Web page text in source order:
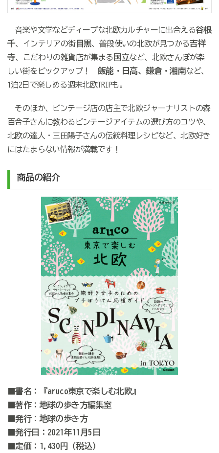
音楽や文学などディープな北欧カルチャーに出合える谷根
千、インテリアの街目黒、普段使いの北欧が見つかる吉祥
寺、こだわりの雑貨店が集まる 国立など、北欧さんぽが楽
しい街をピックアップ！ 飯能・日高、鎌倉・湘南など、
1泊2日で楽しめる週末北欧TRIPも。
そのほか、ビンテージ店の店主で北欧ジャーナリストの森
百合子さんに教わるビンテージアイテムの選び方のコツや、
北欧の達人・三田陽子さんの伝統料理レシピなど、北欧好き
にはたまらない情報が満載です！
商品の紹介
■書名：『aruco東京で楽しむ北欧』
■著作：地球の歩き方編集室
■発行：地球の歩き方
■発行日：2021年11月5日
■定価：1,430円（税込）